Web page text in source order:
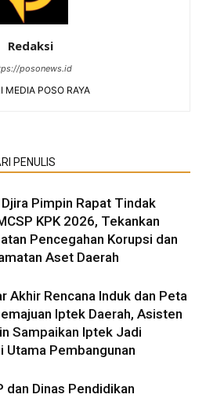
Redaksi
posonews.id
MEDIA POSO RAYA
PENULIS
Pimpin Rapat Tindak
KPK 2026, Tekankan
Pencegahan Korupsi dan
Aset Daerah
Akhir Rencana Induk dan Peta
Iptek Daerah, Asisten
Sampaikan Iptek Jadi
Utama Pembangunan
dan Dinas Pendidikan